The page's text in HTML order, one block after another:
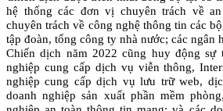
hệ thống các đơn vị chuyên trách về
chuyên trách về công nghệ thông tin các
tập đoàn, tổng công ty nhà nước; các ngân
Chiến dịch năm 2022 cũng huy động sự
nghiệp cung cấp dịch vụ viễn thông,
nghiệp cung cấp dịch vụ lưu trữ web,
doanh nghiệp sản xuất phần mềm